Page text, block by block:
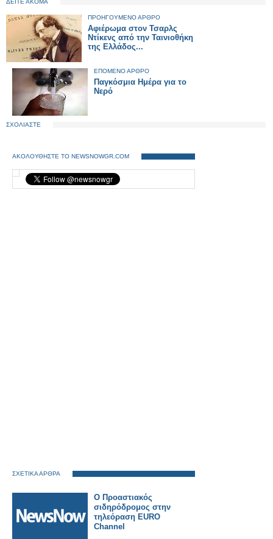
ΔΕΙΤΕ ΑΚΟΜΑ
ΠΡΟΗΓΟΥΜΕΝΟ ΑΡΘΡΟ
Αφιέρωμα στον Τσαρλς
Ντίκενς από την Ταινιοθήκη
της Ελλάδος...
ΕΠΟΜΕΝΟ ΑΡΘΡΟ
Παγκόσμια Ημέρα για το
Νερό
ΣΧΟΛΙΑΣΤΕ
ΑΚΟΛΟΥΘΗΣΤΕ ΤΟ NEWSNOWGR.COM
ΣΧΕΤΙΚΑ ΑΡΘΡΑ
Ο Προαστιακός
σιδηρόδρομος στην
τηλεόραση EURO
Channel